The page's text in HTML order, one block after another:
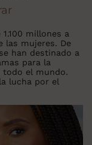
millones a
las mujeres. De
han destinado a
para la
todo el mundo.
lucha por el